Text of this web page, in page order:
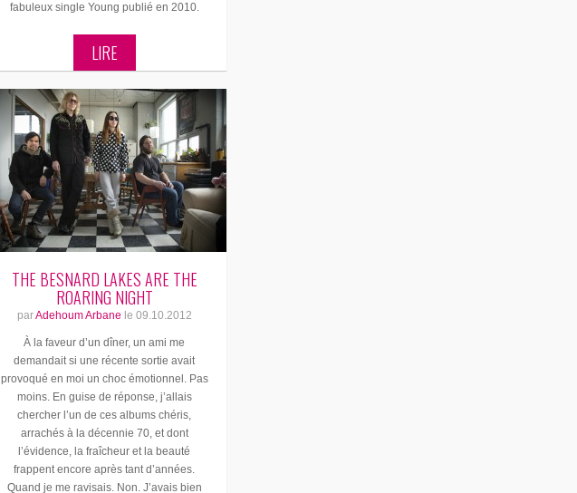
fabuleux single Young publié en 2010.
LIRE
THE BESNARD LAKES ARE THE
ROARING NIGHT
parAdehoum Arbane le 09.10.2012
À la faveur d’un dîner, un ami me
demandait si une récente sortie avait
provoqué en moi un choc émotionnel. Pas
moins. En guise de réponse, j’allais
chercher l’un de ces albums chéris,
arrachés à la décennie 70, et dont
l’évidence, la fraîcheur et la beauté
frappent encore après tant d’années.
Quand je me ravisais. Non. J’avais bien